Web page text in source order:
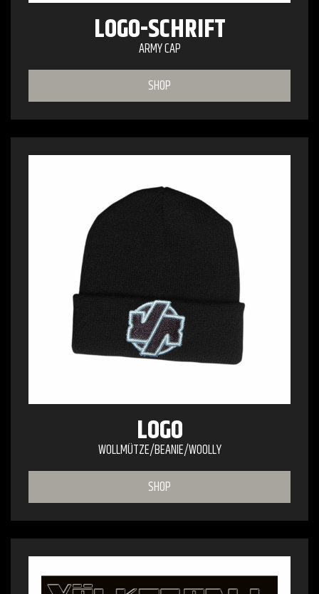
LOGO-SCHRIFT
ARMY CAP
SHOP
LOGO
WOLLMÜTZE/BEANIE/WOOLLY
SHOP